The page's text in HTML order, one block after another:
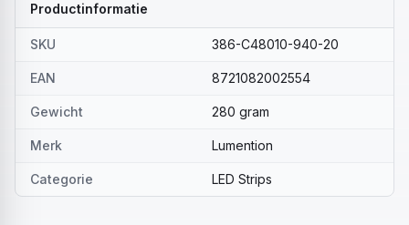
Productinformatie
SKU 386-C48010-940-20
EAN 8721082002554
Gewicht 280 gram
Merk Lumention
Categorie LED Strips